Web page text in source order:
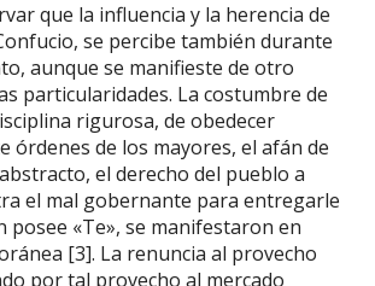
que la influencia y la herencia de
se percibe también durante
aunque se manifieste de otro
particularidades. La costumbre de
rigurosa, de obedecer
órdenes de los mayores, el afán de
el derecho del pueblo a
el mal gobernante para entregarle
posee «Te», se manifestaron en
[3]. La renuncia al provecho
por tal provecho al mercado